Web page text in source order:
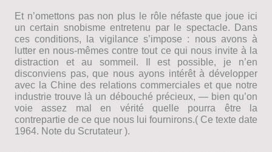
Et n’omettons pas non plus le rôle néfaste que joue ici
un certain snobisme entretenu par le spectacle. Dans
ces conditions, la vigilance s’impose : nous avons à
lutter en nous-mêmes contre tout ce qui nous invite à la
distraction et au sommeil. Il est possible, je n’en
disconviens pas, que nous ayons intérêt à développer
avec la Chine des relations commerciales et que notre
industrie trouve là un débouché précieux, — bien qu’on
voie assez mal en vérité quelle pourra être la
contrepartie de ce que nous lui fournirons.( Ce texte date
1964. Note du Scrutateur ).